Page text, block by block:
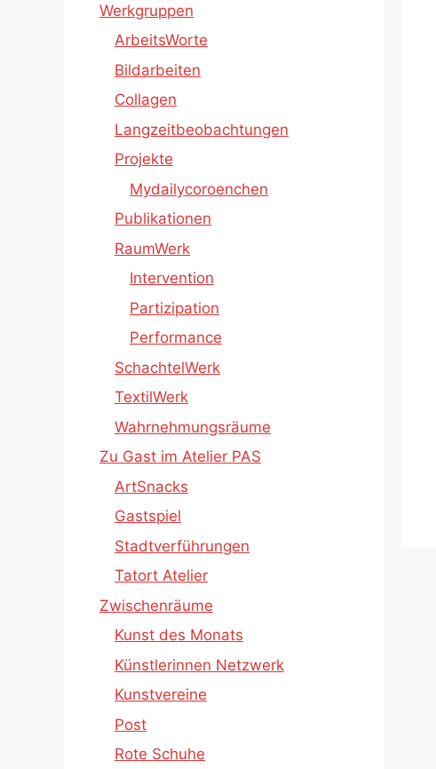
Werkgruppen
ArbeitsWorte
Bildarbeiten
Collagen
Langzeitbeobachtungen
Projekte
Mydailycoroenchen
Publikationen
RaumWerk
Intervention
Partizipation
Performance
SchachtelWerk
TextilWerk
Wahrnehmungsräume
Zu Gast im Atelier PAS
ArtSnacks
Gastspiel
Stadtverführungen
Tatort Atelier
Zwischenräume
Kunst des Monats
Künstlerinnen Netzwerk
Kunstvereine
Post
Rote Schuhe